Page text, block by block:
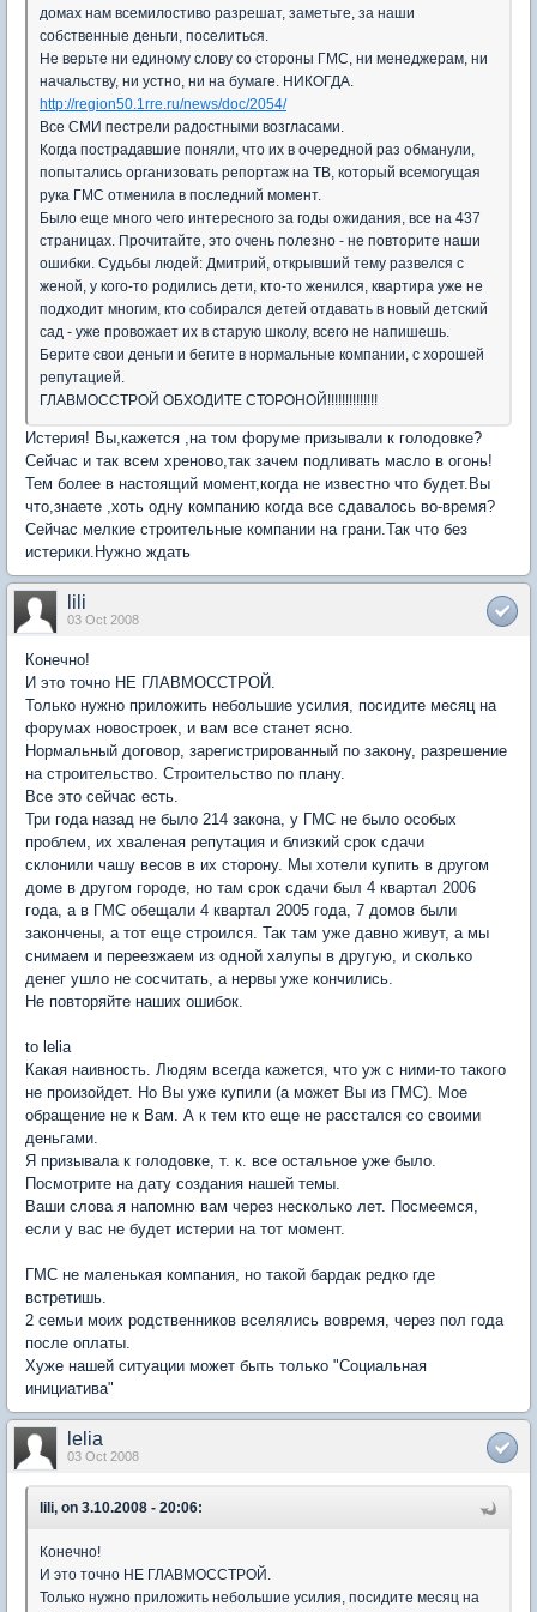
домах нам всемилостиво разрешат, заметьте, за наши
собственные деньги, поселиться.
Не верьте ни единому слову со стороны ГМС, ни менеджерам, ни
начальству, ни устно, ни на бумаге. НИКОГДА.
http://region50.1rre.ru/news/doc/2054/
Все СМИ пестрели радостными возгласами.
Когда пострадавшие поняли, что их в очередной раз обманули,
попытались организовать репортаж на ТВ, который всемогущая
рука ГМС отменила в последний момент.
Было еще много чего интересного за годы ожидания, все на 437
страницах. Прочитайте, это очень полезно - не повторите наши
ошибки. Судьбы людей: Дмитрий, открывший тему развелся с
женой, у кого-то родились дети, кто-то женился, квартира уже не
подходит многим, кто собирался детей отдавать в новый детский
сад - уже провожает их в старую школу, всего не напишешь.
Берите свои деньги и бегите в нормальные компании, с хорошей
репутацией.
ГЛАВМОССТРОЙ ОБХОДИТЕ СТОРОНОЙ!!!!!!!!!!!!!!
Истерия! Вы,кажется ,на том форуме призывали к голодовке?
Сейчас и так всем хреново,так зачем подливать масло в огонь!
Тем более в настоящий момент,когда не известно что будет.Вы
что,знаете ,хоть одну компанию когда все сдавалось во-время?
Сейчас мелкие строительные компании на грани.Так что без
истерики.Нужно ждать
lili
03 Oct 2008
Конечно!
И это точно НЕ ГЛАВМОССТРОЙ.
Только нужно приложить небольшие усилия, посидите месяц на
форумах новостроек, и вам все станет ясно.
Нормальный договор, зарегистрированный по закону, разрешение
на строительство. Строительство по плану.
Все это сейчас есть.
Три года назад не было 214 закона, у ГМС не было особых
проблем, их хваленая репутация и близкий срок сдачи
склонили чашу весов в их сторону. Мы хотели купить в другом
доме в другом городе, но там срок сдачи был 4 квартал 2006
года, а в ГМС обещали 4 квартал 2005 года, 7 домов были
закончены, а тот еще строился. Так там уже давно живут, а мы
снимаем и переезжаем из одной халупы в другую, и сколько
денег ушло не сосчитать, а нервы уже кончились.
Не повторяйте наших ошибок.
to lelia
Какая наивность. Людям всегда кажется, что уж с ними-то такого
не произойдет. Но Вы уже купили (а может Вы из ГМС). Мое
обращение не к Вам. А к тем кто еще не расстался со своими
деньгами.
Я призывала к голодовке, т. к. все остальное уже было.
Посмотрите на дату создания нашей темы.
Ваши слова я напомню вам через несколько лет. Посмеемся,
если у вас не будет истерии на тот момент.
ГМС не маленькая компания, но такой бардак редко где
встретишь.
2 семьи моих родственников вселялись вовремя, через пол года
после оплаты.
Хуже нашей ситуации может быть только "Социальная
инициатива"
lelia
03 Oct 2008
lili, on 3.10.2008 - 20:06:
Конечно!
И это точно НЕ ГЛАВМОССТРОЙ.
Только нужно приложить небольшие усилия, посидите месяц на